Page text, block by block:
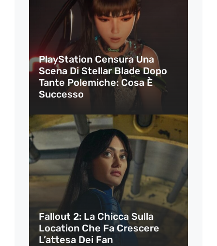
PlayStation Censura Una
Scena Di Stellar Blade Dopo
Tante Polemiche: Cosa È
Successo
Fallout 2: La Chicca Sulla
Location Che Fa Crescere
L’attesa Dei Fan